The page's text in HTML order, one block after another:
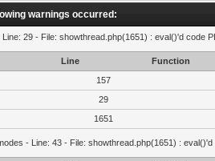
warnings occurred:
29 - File: showthread.php(1651) : eval()'d code
Line
Function
157
29
1651
- Line: 43 - File: showthread.php(1651) :